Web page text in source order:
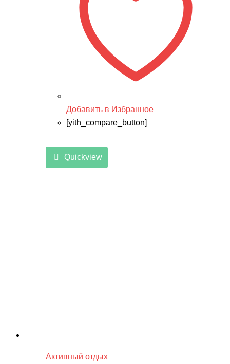
Добавить в Избранное
[yith_compare_button]
Quickview
Активный отдых